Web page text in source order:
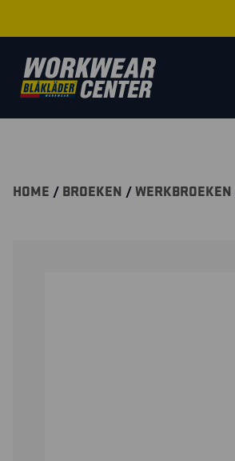
HOME / BROEKEN /WERKBROEKEN